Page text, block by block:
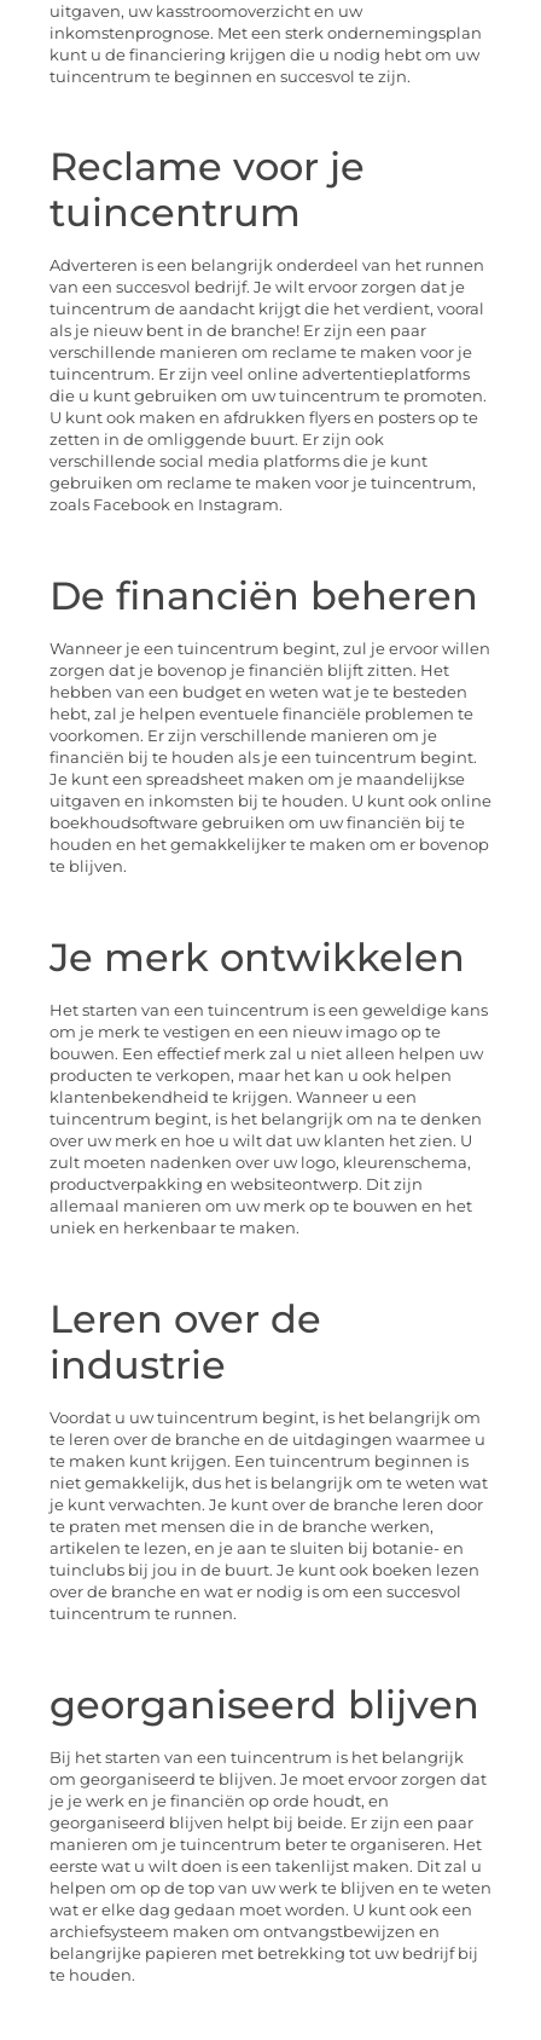
uitgaven, uw kasstroomoverzicht en uw
inkomstenprognose. Met een sterk ondernemingsplan
kunt u de financiering krijgen die u nodig hebt om uw
tuincentrum te beginnen en succesvol te zijn.
Reclame voor je
tuincentrum
Adverteren is een belangrijk onderdeel van het runnen
van een succesvol bedrijf. Je wilt ervoor zorgen dat je
tuincentrum de aandacht krijgt die het verdient, vooral
als je nieuw bent in de branche! Er zijn een paar
verschillende manieren om reclame te maken voor je
tuincentrum. Er zijn veel online advertentieplatforms
die u kunt gebruiken om uw tuincentrum te promoten.
U kunt ook maken en afdrukken flyers en posters op te
zetten in de omliggende buurt. Er zijn ook
verschillende social media platforms die je kunt
gebruiken om reclame te maken voor je tuincentrum,
zoals Facebook en Instagram.
De financiën beheren
Wanneer je een tuincentrum begint, zul je ervoor willen
zorgen dat je bovenop je financiën blijft zitten. Het
hebben van een budget en weten wat je te besteden
hebt, zal je helpen eventuele financiële problemen te
voorkomen. Er zijn verschillende manieren om je
financiën bij te houden als je een tuincentrum begint.
Je kunt een spreadsheet maken om je maandelijkse
uitgaven en inkomsten bij te houden. U kunt ook online
boekhoudsoftware gebruiken om uw financiën bij te
houden en het gemakkelijker te maken om er bovenop
te blijven.
Je merk ontwikkelen
Het starten van een tuincentrum is een geweldige kans
om je merk te vestigen en een nieuw imago op te
bouwen. Een effectief merk zal u niet alleen helpen uw
producten te verkopen, maar het kan u ook helpen
klantenbekendheid te krijgen. Wanneer u een
tuincentrum begint, is het belangrijk om na te denken
over uw merk en hoe u wilt dat uw klanten het zien. U
zult moeten nadenken over uw logo, kleurenschema,
productverpakking en websiteontwerp. Dit zijn
allemaal manieren om uw merk op te bouwen en het
uniek en herkenbaar te maken.
Leren over de
industrie
Voordat u uw tuincentrum begint, is het belangrijk om
te leren over de branche en de uitdagingen waarmee u
te maken kunt krijgen. Een tuincentrum beginnen is
niet gemakkelijk, dus het is belangrijk om te weten wat
je kunt verwachten. Je kunt over de branche leren door
te praten met mensen die in de branche werken,
artikelen te lezen, en je aan te sluiten bij botanie- en
tuinclubs bij jou in de buurt. Je kunt ook boeken lezen
over de branche en wat er nodig is om een succesvol
tuincentrum te runnen.
georganiseerd blijven
Bij het starten van een tuincentrum is het belangrijk
om georganiseerd te blijven. Je moet ervoor zorgen dat
je je werk en je financiën op orde houdt, en
georganiseerd blijven helpt bij beide. Er zijn een paar
manieren om je tuincentrum beter te organiseren. Het
eerste wat u wilt doen is een takenlijst maken. Dit zal u
helpen om op de top van uw werk te blijven en te weten
wat er elke dag gedaan moet worden. U kunt ook een
archiefsysteem maken om ontvangstbewijzen en
belangrijke papieren met betrekking tot uw bedrijf bij
te houden.